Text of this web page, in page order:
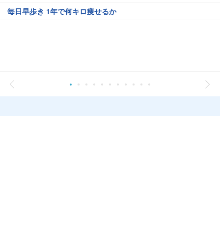
毎日早歩き 1年で何キロ痩せるか